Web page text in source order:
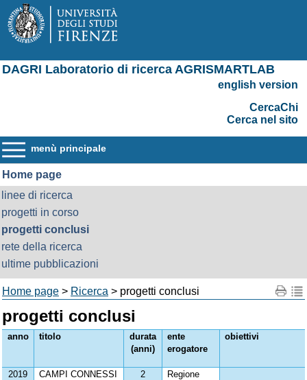
DAGRI Laboratorio di ricerca AGRISMARTLAB
english version
CercaChi
Cerca nel sito
menù principale
Home page
linee di ricerca
progetti in corso
progetti conclusi
rete della ricerca
ultime pubblicazioni
Home page > Ricerca > progetti conclusi
progetti conclusi
anno titolo
durata
(anni)
ente
erogatore
obiettivi
2019
CAMPI CONNESSI
2
Regione